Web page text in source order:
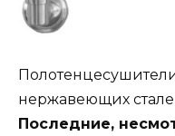
нержавеющих
Последние,